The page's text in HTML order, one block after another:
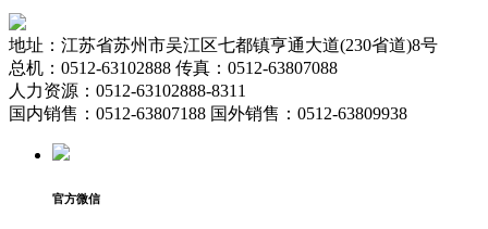
地址：江苏省苏州市吴江区七都镇亨通大道(230省道)8号
总机：0512-63102888 传真：0512-63807088
人力资源：0512-63102888-8311
国内销售：0512-63807188 国外销售：0512-63809938
官方微信